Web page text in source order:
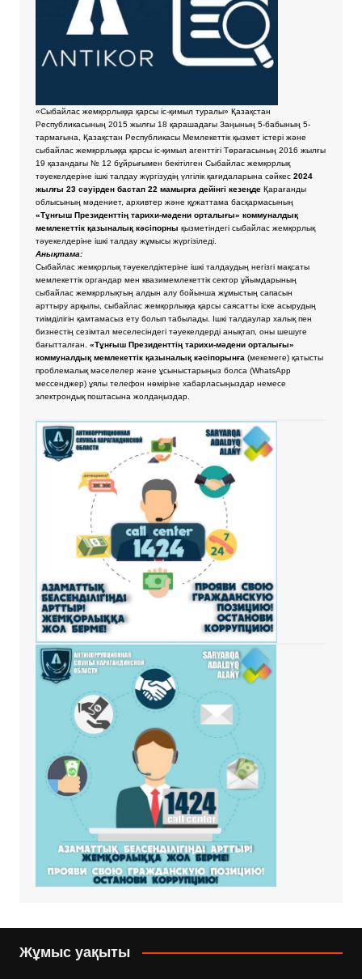
«Сыбайлас жемқорлыққа қарсы іс-қимыл туралы» Қазақстан
Республикасының 2015 жылғы 18 қарашадағы Заңының 5-бабының 5-
тармағына, Қазақстан Республикасы Мемлекеттік қызмет істері және
сыбайлас жемқорлыққа қарсы іс-қимыл агенттігі Төрағасының 2016 жылғы
19 қазандағы № 12 бұйрығымен бекітілген Сыбайлас жемқорлық
тәуекелдеріне ішкі талдау жүргізудің үлгілік қағидаларына сәйкес2024
жылғы 23 сәуірден бастап 22 мамырға дейінгі кезеңде Қарағанды
облысының мәдениет, архивтер және құжаттама басқармасының
«Тұнғыш Президенттің тарихи-мәдени орталығы» коммуналдық
мемлекеттік қазыналық кәсіпорны қызметіндегі сыбайлас жемқорлық
тәуекелдеріне ішкі талдау жұмысы жүргізіледі.
Анықтама:
Сыбайлас жемқорлық тәуекелдіктеріне ішкі талдаудың негізгі мақсаты
мемлекеттік органдар мен квазимемлекеттік сектор ұйымдарының
сыбайлас жемқорлықтың алдын алу бойынша жұмыстың сапасын
арттыру арқылы, сыбайлас жемқорлыққа қарсы саясатты іске асырудың
тиімділігін қамтамасыз ету болып табылады. Ішкі талдаулар халық пен
бизнестің сезімтал меселесіндегі тәуекелдерді анықтап, оны шешуге
бағытталған. «Тұнғыш Президенттің тарихи-мәдени орталығы»
коммуналдық мемлекеттік қазыналық кәсіпорынға (мекемеге) қатысты
проблемалық мәселелер және ұсыныстарыңыз болса (WhatsApp
мессенджер) ұялы телефон нөміріне хабарласыңыздар немесе
электрондық поштасына жолдаңыздар.
Жұмыс уақыты